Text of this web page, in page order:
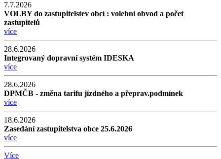
7.7.2026
VOLBY do zastupitelstev obcí : volební obvod a počet
zastupitelů
více
28.6.2026
Integrovaný dopravní systém IDESKA
více
28.6.2026
DPMČB - změna tarifu jízdného a přeprav.podmínek
více
18.6.2026
Zasedání zastupitelstva obce 25.6.2026
více
Více